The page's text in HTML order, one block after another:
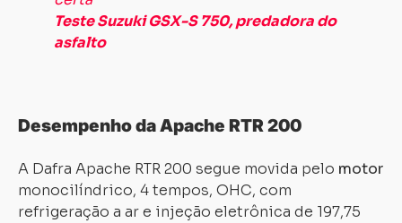
Teste Suzuki GSX-S 750, predadora do
asfalto
Desempenho da Apache RTR 200
A Dafra Apache RTR 200 segue movida pelo motor
monocilíndrico, 4 tempos, OHC, com
refrigeração a ar e injeção eletrônica de 197,75